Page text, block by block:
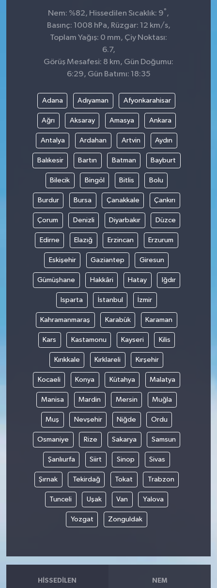
Nem: %82, Hissedilen Sıcaklık: 9° ,
Basınç: 1008 hPa, Rüzgar: 12 km/s,
Toplam Yağış: 0 mm, Çiy Noktası:
6.7,
Görüş Mesafesi: 8 km, Gün Doğumu:
6:29, Gün Batımı: 18:35
Adana Adıyaman Afyonkarahisar
Ağrı Aksaray Amasya Ankara
Antalya Ardahan Artvin Aydın
Balıkesir Bartın Batman Bayburt
Bilecik Bingöl Bitlis Bolu
Burdur Bursa Çanakkale Çankırı
Çorum Denizli Diyarbakır Düzce
Edirne Elazığ Erzincan Erzurum
Eskişehir Gaziantep Giresun
Gümüşhane Hakkâri Hatay Iğdır
Isparta İstanbul İzmir
Kahramanmaraş Karabük Karaman
Kars Kastamonu Kayseri Kilis
Kırıkkale Kırklareli Kırşehir
Kocaeli Konya Kütahya Malatya
Manisa Mardin Mersin Muğla
Muş Nevşehir Niğde Ordu
Osmaniye Rize Sakarya Samsun
Şanlıurfa Siirt Sinop Sivas
Şırnak Tekirdağ Tokat Trabzon
Tunceli Uşak Van Yalova
Yozgat Zonguldak
HISSEDILEN NEM